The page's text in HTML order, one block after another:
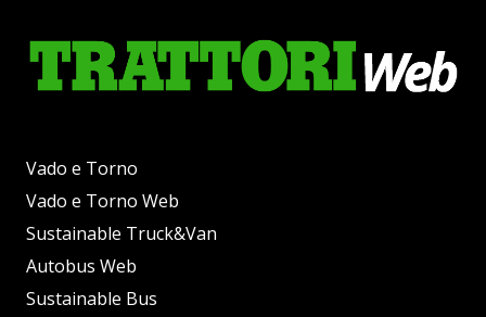
Vado e Torno
Vado e Torno Web
Sustainable Truck&Van
Autobus Web
Sustainable Bus